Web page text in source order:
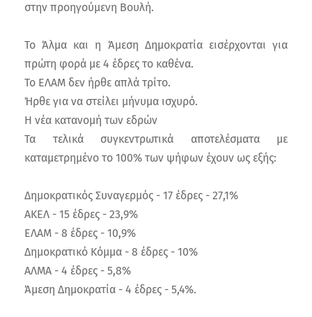
στην προηγούμενη Βουλή.
Το Άλμα και η Άμεση Δημοκρατία εισέρχονται για
πρώτη φορά με 4 έδρες το καθένα.
Το ΕΛΑΜ δεν ήρθε απλά τρίτο.
Ήρθε για να στείλει μήνυμα ισχυρό.
Η νέα κατανομή των εδρών
Τα τελικά συγκεντρωτικά αποτελέσματα με
καταμετρημένο το 100% των ψήφων έχουν ως εξής:
Δημοκρατικός Συναγερμός - 17 έδρες - 27,1%
ΑΚΕΛ - 15 έδρες - 23,9%
ΕΛΑΜ - 8 έδρες - 10,9%
Δημοκρατικό Κόμμα - 8 έδρες - 10%
ΑΛΜΑ - 4 έδρες - 5,8%
Άμεση Δημοκρατία - 4 έδρες - 5,4%.